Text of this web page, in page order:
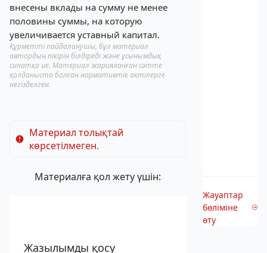
внесены вклады на сумму не менее
половины суммы, на которую
увеличивается уставный капитал.
Құрметті пайдаланушы, бұл материал
автордың пікірін білдіреді және ұсынымдық
сипатқа ие. Материал жарияланған сәтте
қолданыста болған нормативтік актілерге
негізделген.
Материал толықтай
көрсетілмеген.
Материалға қол жету үшін:
Жазылымды қосу
Жауаптар
бөліміне
өту